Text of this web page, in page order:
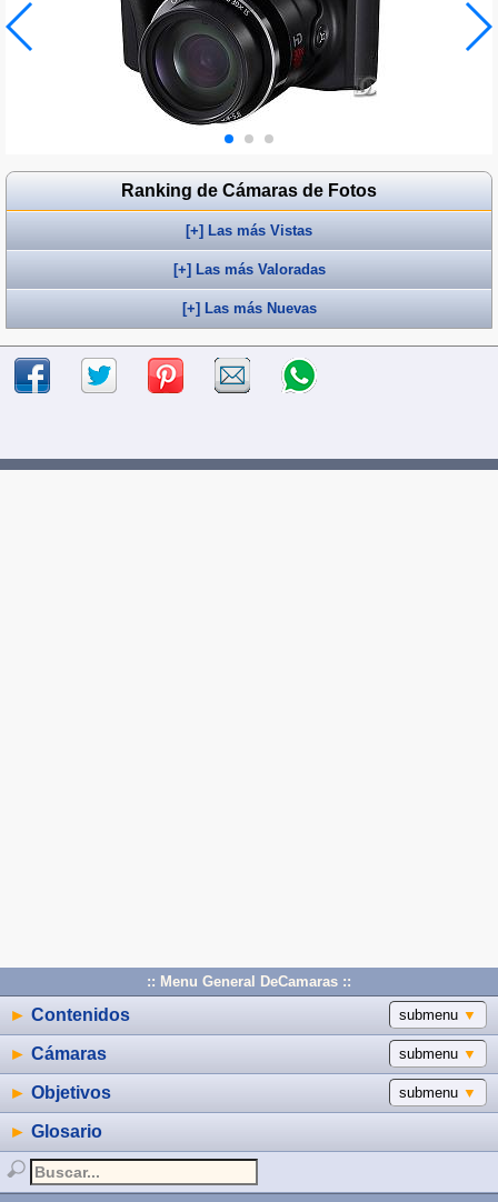
Ranking de Cámaras de Fotos
[+] Las más Vistas
[+] Las más Valoradas
[+] Las más Nuevas
:: Menu General DeCamaras ::
submenu ▼
► Contenidos
submenu ▼
► Cámaras
submenu ▼
► Objetivos
► Glosario